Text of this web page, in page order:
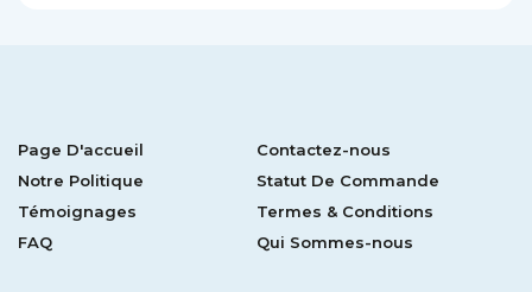
Page D'accueil
Contactez-nous
Notre Politique
Statut De Commande
Témoignages
Termes & Conditions
FAQ
Qui Sommes-nous